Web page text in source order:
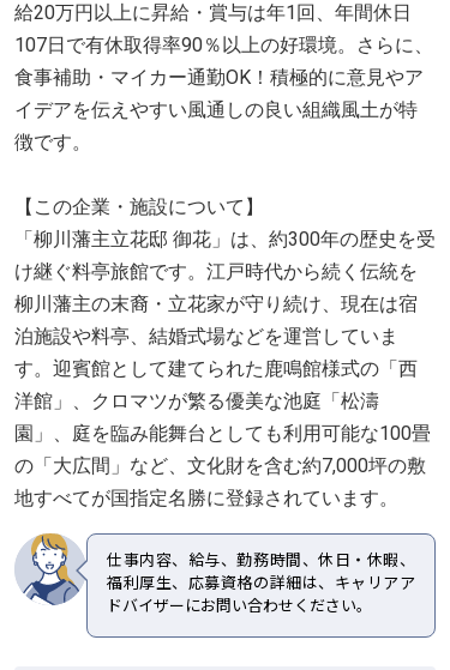
給20万円以上に昇給・賞与は年1回、年間休日
107日で有休取得率90％以上の好環境。さらに、
食事補助・マイカー通勤OK！積極的に意見やア
イデアを伝えやすい風通しの良い組織風土が特
徴です。
【この企業・施設について】
「柳川藩主立花邸 御花」は、約300年の歴史を受
け継ぐ料亭旅館です。江戸時代から続く伝統を
柳川藩主の末裔・立花家が守り続け、現在は宿
泊施設や料亭、結婚式場などを運営していま
す。迎賓館として建てられた鹿鳴館様式の「西
洋館」、クロマツが繁る優美な池庭「松濤
園」、庭を臨み能舞台としても利用可能な100畳
の「大広間」など、文化財を含む約7,000坪の敷
地すべてが国指定名勝に登録されています。
仕事内容、給与、勤務時間、休日・休暇、
福利厚生、応募資格の詳細は、キャリアア
ドバイザーにお問い合わせください。